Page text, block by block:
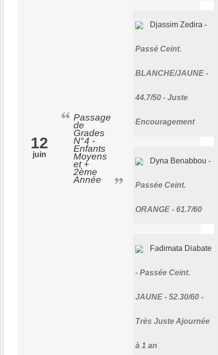
12
juin
Passage
de
Grades
N°4 -
Enfants
Moyens
et +
2ème
Année
Djassim Zedira
Passé Ceint.
BLANCHE/JAUNE -
44.7/50 - Juste
Encouragement
Dyna Benabbou
Passée Ceint.
ORANGE - 61.7/60
Fadimata Diabate
Passée Ceint.
JAUNE - 52.30/60 -
Très Juste Ajournée
à 1 an